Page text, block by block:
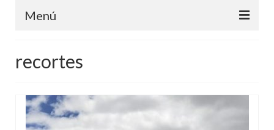
Menú
Contáctanos
Opinión
recortes